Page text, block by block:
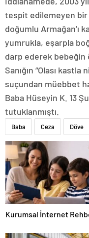
tespit edilemeyen bir
doğumlu Armağan’ı
yumrukla, eşarpla
darp ederek bebeğin
Sanığın “Olası
suçundan müebbet
Baba Hüseyin K. 13
tutuklanmıştı.
Baba Ceza Döve
Kurumsal İnternet